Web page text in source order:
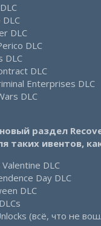
DLC
DLC
DLC
DLC
DLC
Enterprises DLC
DLC
раздел
таких ивентов,
DLC
Day DLC
DLC
(всё, что не